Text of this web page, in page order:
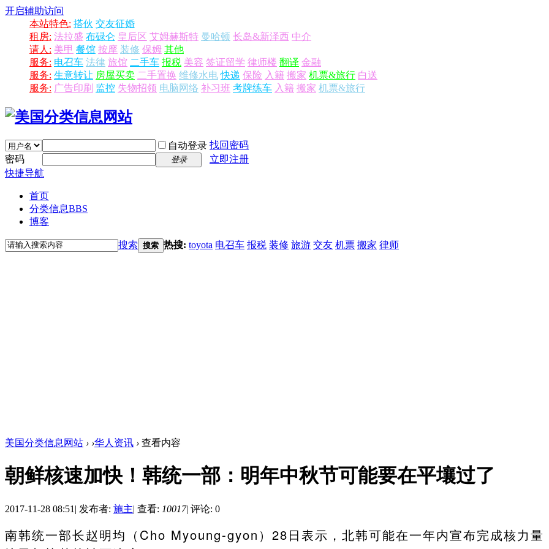
开启辅助访问
本站特色: 搭伙 交友征婚
租房: 法拉盛 布碌仑 皇后区 艾姆赫斯特 曼哈顿 长岛&新泽西 中介
请人: 美甲 餐馆 按摩 装修 保姆 其他
服务: 电召车 法律 旅馆 二手车 报税 美容 签证留学 律师楼 翻译 金融
服务: 生意转让 房屋买卖 二手置换 维修水电 快递 保险 入籍 搬家 机票&旅行 白送
服务: 广告印刷 监控 失物招领 电脑网络 补习班 考牌练车 入籍 搬家 机票&旅行
自动登录 找回密码
密码
登录
立即注册
快捷导航
首页
分类信息BBS
博客
搜索 搜索 热搜: toyota 电召车 报税 装修 旅游 交友 机票 搬家 律师
美国分类信息网站 › ›华人资讯 › 查看内容
朝鲜核速加快！韩统一部：明年中秋节可能要在平壤过了
2017-11-28 08:51 | 发布者: 施主| 查看: 10017| 评论: 0
南韩统一部长赵明均（Cho Myoung-gyon）28日表示，北韩可能在一年内宣布完成核力量